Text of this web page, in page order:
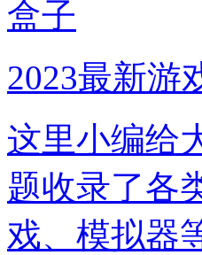
2023最新游
这里小编给
题收录了各
戏、模拟器